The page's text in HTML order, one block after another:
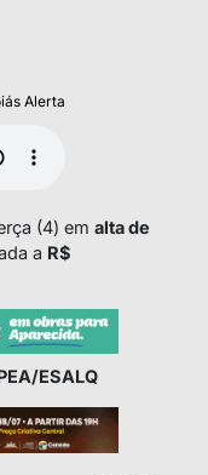
Alerta
(4) em alta de
a R$
ESALQ